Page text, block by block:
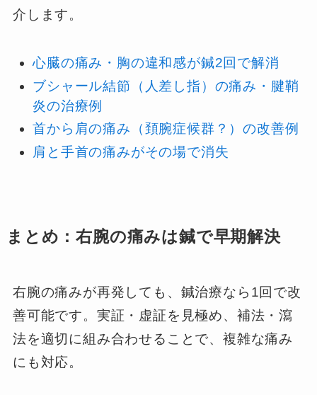
介します。
心臓の痛み・胸の違和感が鍼2回で解消
ブシャール結節（人差し指）の痛み・腱鞘
炎の治療例
首から肩の痛み（頚腕症候群？）の改善例
肩と手首の痛みがその場で消失
まとめ：右腕の痛みは鍼で早期解決
右腕の痛みが再発しても、鍼治療なら1回で改
善可能です。実証・虚証を見極め、補法・瀉
法を適切に組み合わせることで、複雑な痛み
にも対応。